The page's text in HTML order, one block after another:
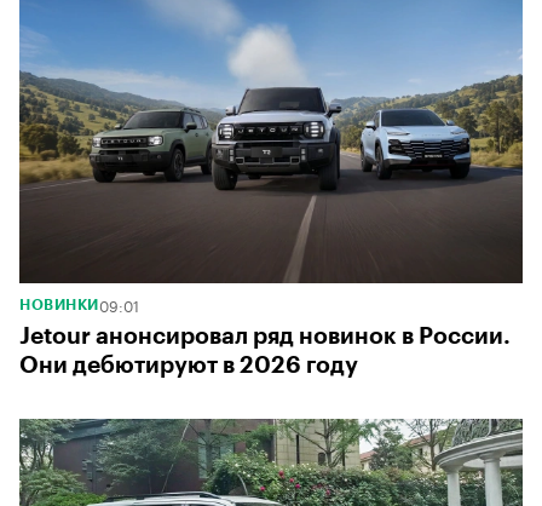
00:00 00:00
НОВИНКИ 09:01
Jetour анонсировал ряд новинок в России.
Они дебютируют в 2026 году